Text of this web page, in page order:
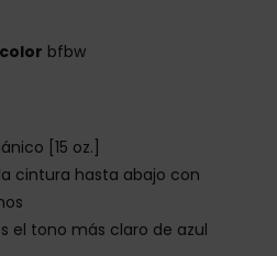
bfbw
[15 oz.]
cintura hasta abajo con
el tono más claro de azul